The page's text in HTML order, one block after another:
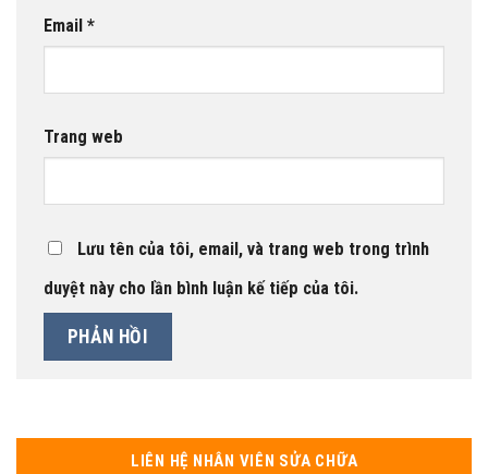
Email *
Trang web
Lưu tên của tôi, email, và trang web trong trình
duyệt này cho lần bình luận kế tiếp của tôi.
LIÊN HỆ NHÂN VIÊN SỬA CHỮA